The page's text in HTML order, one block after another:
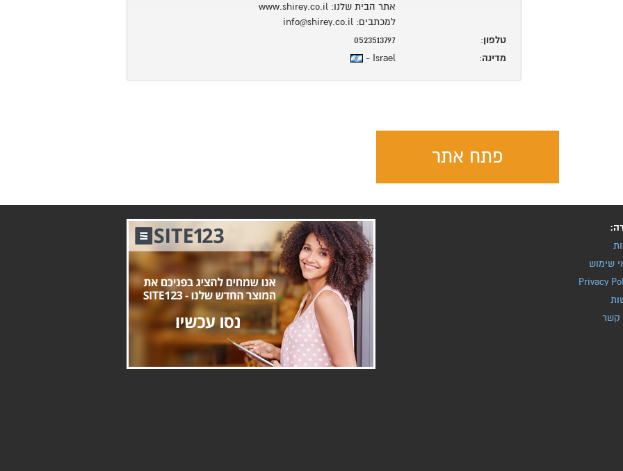
אתר הבית שלנו: www.shirey.co.il
למכתבים: info@shirey.co.il
טלפון:
0523513797
מדינה:
Israel -
פתח אתר
שימוש
Privacy
קשר